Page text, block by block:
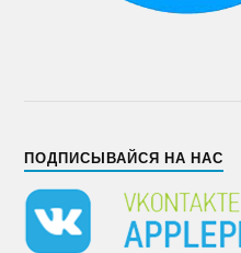
ПОДПИСЫВАЙСЯ НА НАС